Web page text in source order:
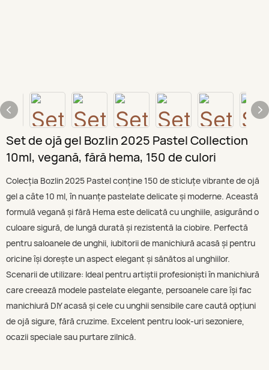
Set de ojă gel Bozlin 2025 Pastel Collection
10ml, vegană, fără hema, 150 de culori
Colecția Bozlin 2025 Pastel conține 150 de sticluțe vibrante de ojă
gel a câte 10 ml, în nuanțe pastelate delicate și moderne. Această
formulă vegană și fără Hema este delicată cu unghiile, asigurând o
culoare sigură, de lungă durată și rezistentă la ciobire. Perfectă
pentru saloanele de unghii, iubitorii de manichiură acasă și pentru
oricine își dorește un aspect elegant și sănătos al unghiilor.
Scenarii de utilizare: Ideal pentru artiștii profesioniști în manichiură
care creează modele pastelate elegante, persoanele care își fac
manichiură DIY acasă și cele cu unghii sensibile care caută opțiuni
de ojă sigure, fără cruzime. Excelent pentru look-uri sezoniere,
ocazii speciale sau purtare zilnică.